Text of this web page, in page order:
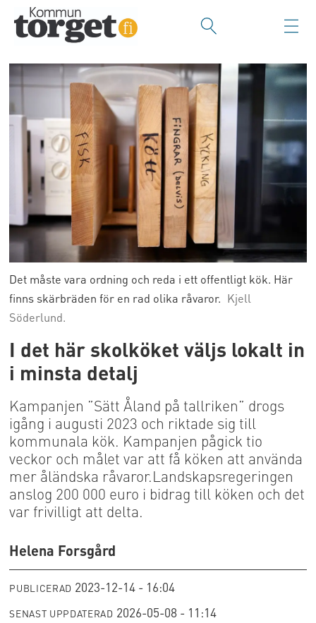
Det måste vara ordning och reda i ett offentligt kök. Här
finns skärbräden för en rad olika råvaror. Kjell
Söderlund.
I det här skolköket väljs lokalt in
i minsta detalj
Kampanjen ”Sätt Åland på tallriken” drogs
igång i augusti 2023 och riktade sig till
kommunala kök. Kampanjen pågick tio
veckor och målet var att få köken att använda
mer åländska råvaror.Landskapsregeringen
anslog 200 000 euro i bidrag till köken och det
var frivilligt att delta.
Helena Forsgård
PUBLICERAD 2023-12-14 - 16:04
SENAST UPPDATERAD 2026-05-08 - 11:14